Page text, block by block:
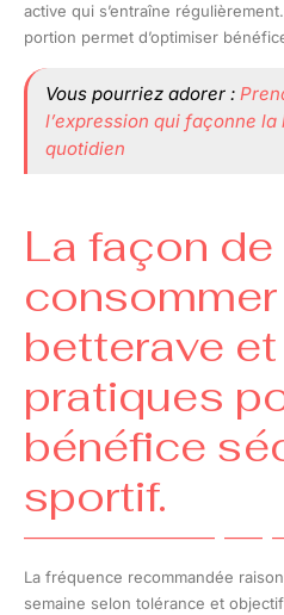
active qui s’entraîne
portion permet d’optimiser
Vous pourriez adorer :
l’expression qui façonne
quotidien
La façon de
betterave
pratiques
bénéfice
sportif.
La fréquence recommandée
semaine selon tolérance et